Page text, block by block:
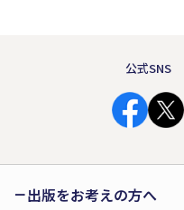
公式SNS
出版をお考えの方へ